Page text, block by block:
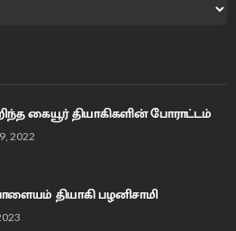
கையூர் தியாகிகளின் போராட்டம்
2022
தியாகி பழனிசாமி